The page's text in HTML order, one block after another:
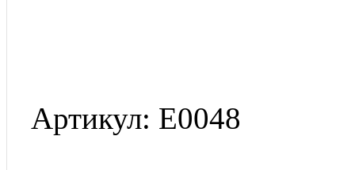
Артикул: Е0048